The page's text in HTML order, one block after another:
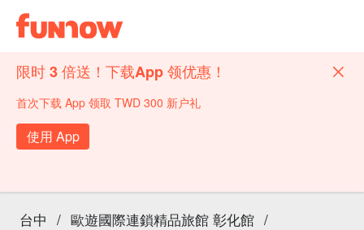
限时 3 倍送！下载App 领优惠！
首次下载 App 领取 TWD 300 新户礼
使用 App
台中 / 歐遊國際連鎖精品旅館 彰化館 /